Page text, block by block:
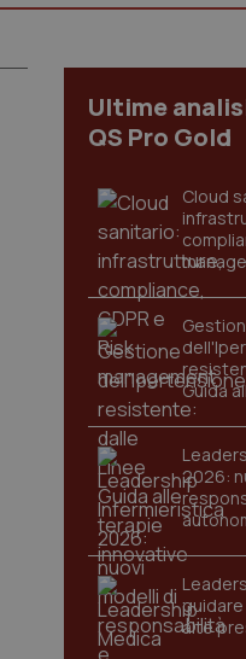
Ultime
QS Pro Gold
Cloud
Guida
2026:
alte